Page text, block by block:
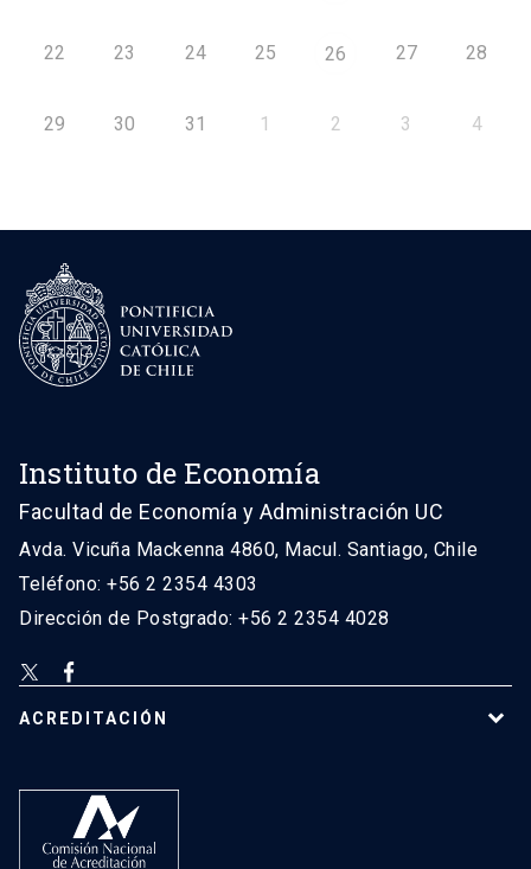
22 23 24 25 26 27 28
29 30 31 1 2 3 4
Instituto de Economía
Facultad de Economía y Administración UC
Avda. Vicuña Mackenna 4860, Macul. Santiago, Chile
Teléfono: +56 2 2354 4303
Dirección de Postgrado: +56 2 2354 4028
ACREDITACIÓN